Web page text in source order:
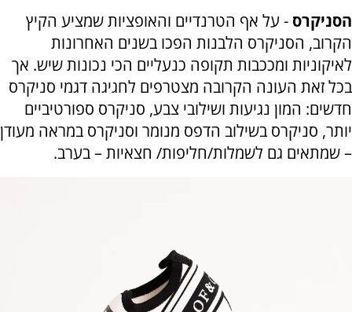
הסניקרס - על אף הטרנדיים והאופציות שמציע הקיץ
הקרוב, הסניקרס הלבנות הפכו בשנים האחרונות
לאיקוניות ומככבות תקופה כנעליים הכי נכונות שיש. אך
בכל זאת העונה הקרובה מצטרפים לחגיגה דגמי סניקרס
חדשים: המון נגיעות ושילובי צבע, סניקרס ספורטיביים
יותר, סניקרס בשילוב הדפס מנומר וסניקרס במראה מעודן
– שמתאים גם לשמלות/חליפות/ חצאיות – בערב.